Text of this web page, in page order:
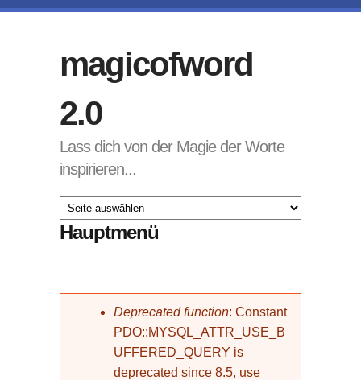
magicofword
2.0
Lass dich von der Magie der Worte
inspirieren...
Hauptmenü
Fehlermeldung
Deprecated function: Constant
PDO::MYSQL_ATTR_USE_B
UFFERED_QUERY is
deprecated since 8.5, use